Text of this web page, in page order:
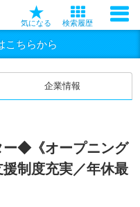
気になる 検索履歴
こちらから
企業情報
ー◆《オープニング
制度充実／年休最